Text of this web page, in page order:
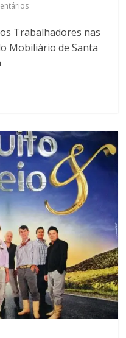
Trabalhadores nas
Mobiliário de Santa